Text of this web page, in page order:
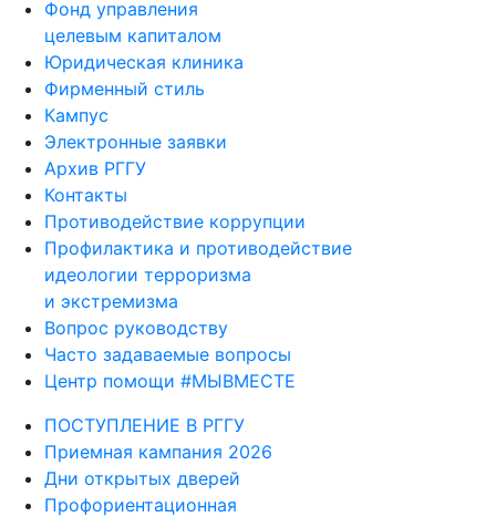
Фонд управления
целевым капиталом
Юридическая клиника
Фирменный стиль
Кампус
Электронные заявки
Архив РГГУ
Контакты
Противодействие коррупции
Профилактика и противодействие
идеологии терроризма
и экстремизма
Вопрос руководству
Часто задаваемые вопросы
Центр помощи #МЫВМЕСТЕ
ПОСТУПЛЕНИЕ В РГГУ
Приемная кампания 2026
Дни открытых дверей
Профориентационная